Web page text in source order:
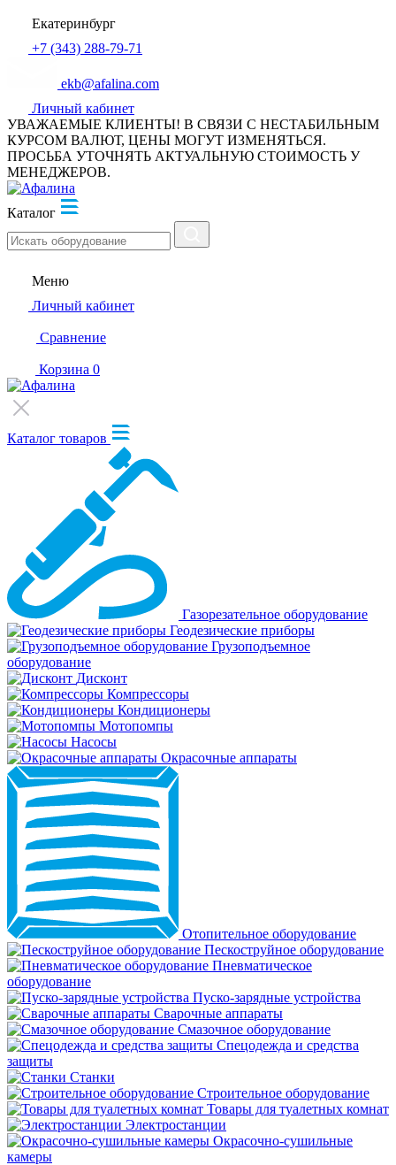
Екатеринбург
+7 (343) 288-79-71
ekb@afalina.com
Личный кабинет
УВАЖАЕМЫЕ КЛИЕНТЫ! В СВЯЗИ С НЕСТАБИЛЬНЫМ
КУРСОМ ВАЛЮТ, ЦЕНЫ МОГУТ ИЗМЕНЯТЬСЯ.
ПРОСЬБА УТОЧНЯТЬ АКТУАЛЬНУЮ СТОИМОСТЬ У
МЕНЕДЖЕРОВ.
Каталог
Меню
Личный кабинет
Сравнение
Корзина 0
Каталог товаров
Газорезательное оборудование
Геодезические приборы
Грузоподъемное
оборудование
Дисконт
Компрессоры
Кондиционеры
Мотопомпы
Насосы
Окрасочные аппараты
Отопительное оборудование
Пескоструйное оборудование
Пневматическое
оборудование
Пуско-зарядные устройства
Сварочные аппараты
Смазочное оборудование
Спецодежда и средства
защиты
Станки
Строительное оборудование
Товары для туалетных комнат
Электростанции
Окрасочно-сушильные
камеры